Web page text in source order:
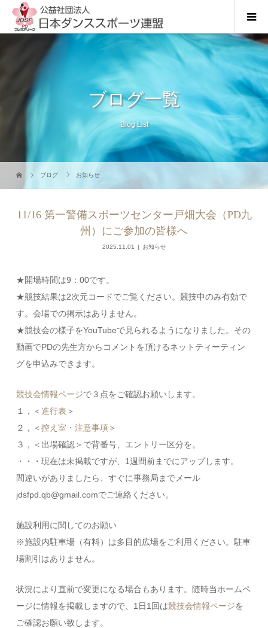
ブログ一覧
Blog List
ブログ お知らせ
11/16 第一警備スポーツセンター戸畑大会（PD九
州）にご参加の皆様へ
2025.11.01 お知らせ
★開場時間は9：00です。
★競技結果は2次元コードでご覧ください。競技中のみ有効で
す。会場での掲示はありません。
★競技会の様子をYouTubeで見られるようになりました。その
動画でPDの先生方からコメントを頂けるネットティーティン
グを申込みできます。
競技会情報ページで３点をご確認お願いします。
１，＜進行表 ＞
２，＜控え室・注意事項 ＞
３，＜出場確認＞で背番号、エントリー区分を。
・・・現在は未掲載ですが、1週間前までにアップします。
間違いがありましたら、すぐに事務局までメール
jdsfpd.qb@gmail.comでご連絡ください。
施設利用に関してのお願い
※施設内駐車場（有料）は多目的広場をご利用ください。駐車
場割引はありません。
状況により直前で変更になる場合もあります。随時当ホームペ
ージに情報を掲載しますので、1日1回は競技会情報ページを
ご確認お願い致します。